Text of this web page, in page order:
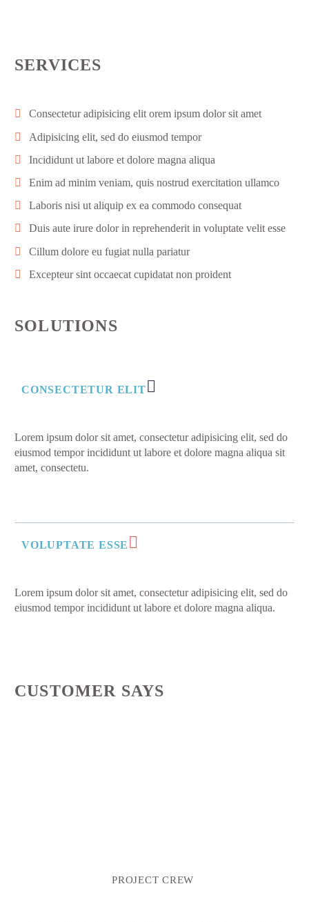
SERVICES
Consectetur adipisicing elit orem ipsum dolor sit amet
Adipisicing elit, sed do eiusmod tempor
Incididunt ut labore et dolore magna aliqua
Enim ad minim veniam, quis nostrud exercitation ullamco
Laboris nisi ut aliquip ex ea commodo consequat
Duis aute irure dolor in reprehenderit in voluptate velit esse
Cillum dolore eu fugiat nulla pariatur
Excepteur sint occaecat cupidatat non proident
SOLUTIONS
CONSECTETUR ELIT
Lorem ipsum dolor sit amet, consectetur adipisicing elit, sed do
eiusmod tempor incididunt ut labore et dolore magna aliqua sit
amet, consectetu.
VOLUPTATE ESSE
Lorem ipsum dolor sit amet, consectetur adipisicing elit, sed do
eiusmod tempor incididunt ut labore et dolore magna aliqua.
CUSTOMER SAYS
PROJECT CREW